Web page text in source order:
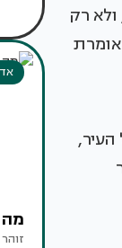
רק
מה